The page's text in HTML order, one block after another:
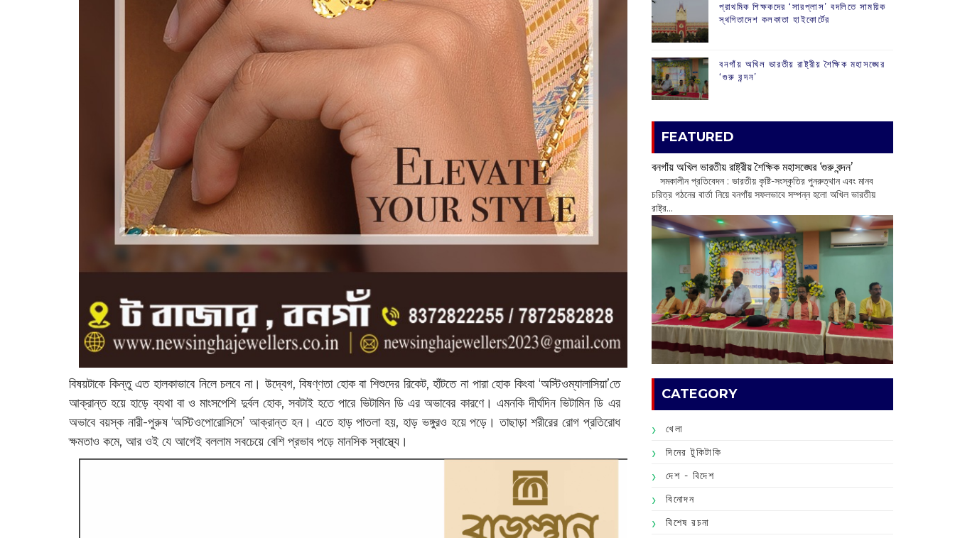
বিষয়টাকে কিন্তু এত হালকাভাবে নিলে চলবে না। উদ্বেগ, বিষণ্ণতা হোক বা শিশুদের রিকেট, হাঁটতে না পারা হোক কিংবা ‘অস্টিওম্যালাসিয়া’তে
আক্রান্ত হয়ে হাড়ে ব্যথা বা ও মাংসপেশি দুর্বল হোক, সবটাই হতে পারে ভিটামিন ডি এর অভাবের কারণে। এমনকি দীর্ঘদিন ভিটামিন ডি এর
অভাবে বয়স্ক নারী-পুরুষ ‘অস্টিওপোরোসিসে’ আক্রান্ত হন। এতে হাড় পাতলা হয়, হাড় ভঙ্গুরও হয়ে পড়ে। তাছাড়া শরীরের রোগ প্রতিরোধ
ক্ষমতাও কমে, আর ওই যে আগেই বললাম সবচেয়ে বেশি প্রভাব পড়ে মানসিক স্বাস্থ্যে।
প্রাথমিক শিক্ষকদের ‘সারপ্লাস’ বদলিতে সাময়িক
স্থগিতাদেশ কলকাতা হাইকোর্টের
বনগাঁয় অখিল ভারতীয় রাষ্ট্রীয় শৈক্ষিক মহাসঙ্ঘের
‘গুরু বন্দন’
FEATURED
বনগাঁয় অখিল ভারতীয় রাষ্ট্রীয় শৈক্ষিক মহাসঙ্ঘের ‘গুরু বন্দন’
​ সমকালীন প্রতিবেদন : ভারতীয় কৃষ্টি-সংস্কৃতির পুনরুত্থান এবং মানব
চরিত্র গঠনের বার্তা নিয়ে বনগাঁয় সফলভাবে সম্পন্ন হলো অখিল ভারতীয়
রাষ্ট্র...
CATEGORY
খেলা
দিনের টুকিটাকি
দেশ - বিদেশ
বিনোদন
বিশেষ রচনা